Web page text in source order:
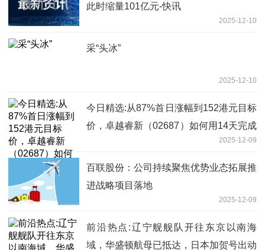
此时缩量101亿元-快讯
2025-12-10
采“头冰”
2025-12-10
今日精选:从87%首日涨幅到152港元目标
价，卓越睿新（02687）如何用14天完成
2025-12-09
百联股份：公司持续聚焦优势业态拓展推
进战略项目落地
2025-12-09
前沿热点:辽宁舰舰队开往东京以南海
域，华盛顿航母已抵达，日本加贺号出动